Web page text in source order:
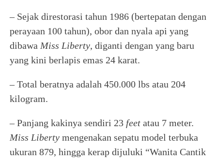
– Sejak direstorasi tahun 1986 (bertepatan dengan
perayaan 100 tahun), obor dan nyala api yang
dibawa Miss Liberty, diganti dengan yang baru
yang kini berlapis emas 24 karat.
– Total beratnya adalah 450.000 lbs atau 204
kilogram.
– Panjang kakinya sendiri 23 feet atau 7 meter.
Miss Liberty mengenakan sepatu model terbuka
ukuran 879, hingga kerap dijuluki “Wanita Cantik